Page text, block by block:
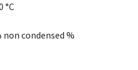
condensed %